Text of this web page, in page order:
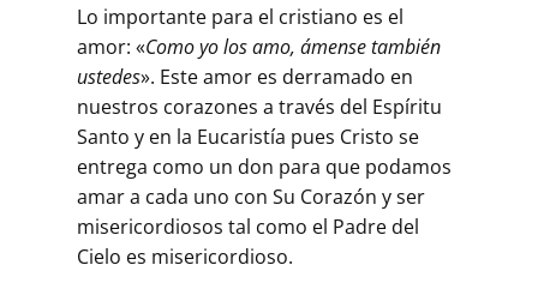
Lo importante para el cristiano es el
amor: «Como yo los amo, ámense también
ustedes». Este amor es derramado en
nuestros corazones a través del Espíritu
Santo y en la Eucaristía pues Cristo se
entrega como un don para que podamos
amar a cada uno con Su Corazón y ser
misericordiosos tal como el Padre del
Cielo es misericordioso.